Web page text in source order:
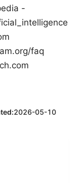
-
faq
2026-05-10